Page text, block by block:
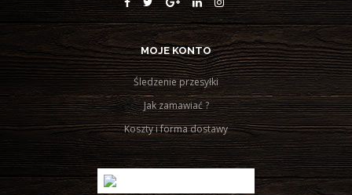
MOJE KONTO
Śledzenie przesyłki
Jak zamawiać ?
Koszty i forma dostawy